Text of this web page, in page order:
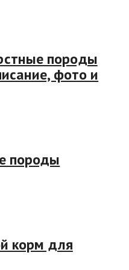
породы
фото и
породы
корм для